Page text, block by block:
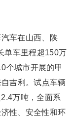
车在山西、陕
单车里程超150万
个城市开展的甲
吉利。试点车辆
万吨，全面系
性、安全性和环